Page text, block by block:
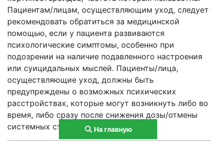
Пациентам/лицам, осуществляющим уход, следует
рекомендовать обратиться за медицинской
помощью, если у пациента развиваются
психологические симптомы, особенно при
подозрении на наличие подавленного настроения
или суицидальных мыслей. Пациенты/лица,
осуществляющие уход, должны быть
предупреждены о возможных психических
расстройствах, которые могут возникнуть либо во
время, либо сразу после снижения дозы/отмены
системных стероидов.На главную